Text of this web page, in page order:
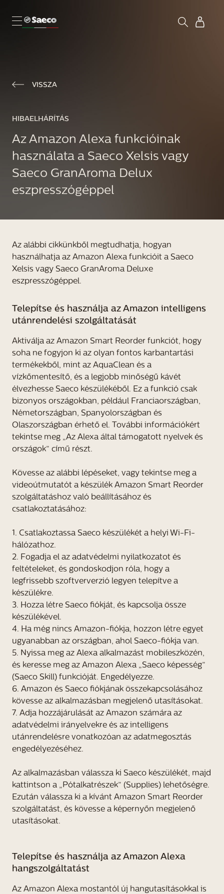
VISSZA
HIBAELHÁRÍTÁS
Az Amazon Alexa funkcióinak
használata a Saeco Xelsis vagy
Saeco GranAroma Delux
eszpresszógéppel
Az alábbi cikkünkből megtudhatja, hogyan
használhatja az Amazon Alexa funkcióit a Saeco
Xelsis vagy Saeco GranAroma Deluxe
eszpresszógéppel.
Telepítse és használja az Amazon intelligens
utánrendelési szolgáltatását
Aktiválja az Amazon Smart Reorder funkciót, hogy
soha ne fogyjon ki az olyan fontos karbantartási
termékekből, mint az AquaClean és a
vízkőmentesítő, és a legjobb minőségű kávét
élvezhesse Saeco készülékéből. Ez a funkció csak
bizonyos országokban, például Franciaországban,
Németországban, Spanyolországban és
Olaszországban érhető el. További információkért
tekintse meg „Az Alexa által támogatott nyelvek és
országok” című részt.
Kövesse az alábbi lépéseket, vagy tekintse meg a
videoútmutatót a készülék Amazon Smart Reorder
szolgáltatáshoz való beállításához és
csatlakoztatásához:
1. Csatlakoztassa Saeco készülékét a helyi Wi-Fi-
hálózathoz.
2. Fogadja el az adatvédelmi nyilatkozatot és
feltételeket, és gondoskodjon róla, hogy a
legfrissebb szoftververzió legyen telepítve a
készülékre.
3. Hozza létre Saeco fiókját, és kapcsolja össze
készülékével.
4. Ha még nincs Amazon-fiókja, hozzon létre egyet
ugyanabban az országban, ahol Saeco-fiókja van.
5. Nyissa meg az Alexa alkalmazást mobileszközén,
és keresse meg az Amazon Alexa „Saeco képesség”
(Saeco Skill) funkcióját. Engedélyezze.
6. Amazon és Saeco fiókjának összekapcsolásához
kövesse az alkalmazásban megjelenő utasításokat.
7. Adja hozzájárulását az Amazon számára az
adatvédelmi irányelvekre és az intelligens
utánrendelésre vonatkozóan az adatmegosztás
engedélyezéséhez.
Az alkalmazásban válassza ki Saeco készülékét, majd
kattintson a „Pótalkatrészek” (Supplies) lehetőségre.
Ezután válassza ki a kívánt Amazon Smart Reorder
szolgáltatást, és kövesse a képernyőn megjelenő
utasításokat.
Telepítse és használja az Amazon Alexa
hangszolgáltatást
Az Amazon Alexa mostantól új hangutasításokkal is